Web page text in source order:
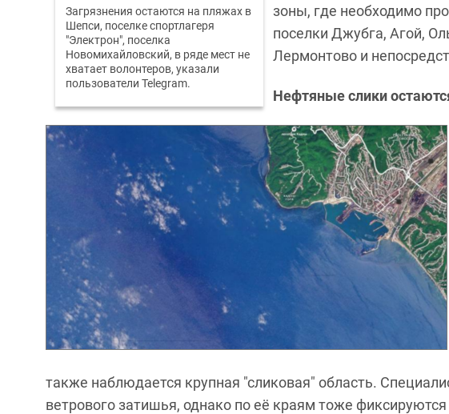
Загрязнения остаются на пляжах в
Шепси, поселке спортлагеря
"Электрон", поселка
Новомихайловский, в ряде мест не
хватает волонтеров, указали
пользователи Telegram.
зоны, где необходимо
поселки Джубга, Агой,
Лермонтово и
Нефтяные слики
также наблюдается крупная "сликовая" область.
ветрового затишья, однако по её краям тоже